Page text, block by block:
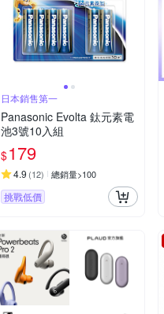
日本銷售第一
Panasonic Evolta 鈦元素電
池3號10入組
$179
4.9 (12) 總銷量>100
挑戰低價